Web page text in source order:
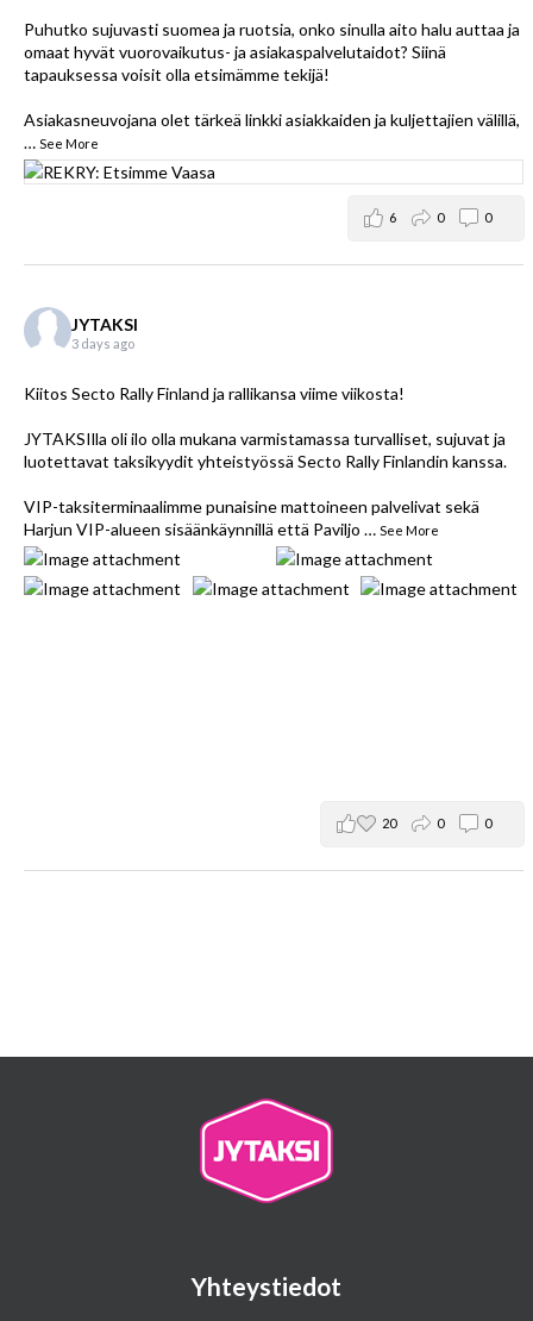
Puhutko sujuvasti suomea ja ruotsia, onko sinulla aito halu auttaa ja
omaat hyvät vuorovaikutus- ja asiakaspalvelutaidot? Siinä
tapauksessa voisit olla etsimämme tekijä!
Asiakasneuvojana olet tärkeä linkki asiakkaiden ja kuljettajien välillä,
…See More
6 0 0
JYTAKSI
3 days ago
KiitosSecto Rally Finland ja rallikansa viime viikosta!
JYTAKSIlla oli ilo olla mukana varmistamassa turvalliset, sujuvat ja
luotettavat taksikyydit yhteistyössä Secto Rally Finlandin kanssa.
VIP-taksiterminaalimme punaisine mattoineen palvelivat sekä
Harjun VIP-alueen sisäänkäynnillä että Paviljo …See More
20 0 0
Yhteystiedot